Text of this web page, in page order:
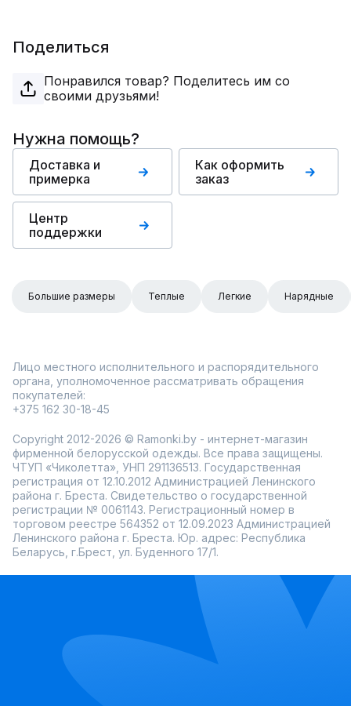
Поделиться
Понравился товар? Поделитесь им со
своими друзьями!
Нужна помощь?
Доставка и
примерка
Как оформить
заказ
Центр
поддержки
Большие размеры Теплые Легкие Нарядные
Лицо местного исполнительного и распорядительного
органа, уполномоченное рассматривать обращения
покупателей:
+375 162 30-18-45
Copyright 2012-2026 © Ramonki.by - интернет-магазин
фирменной белорусской одежды. Все права защищены.
ЧТУП «Чиколетта», УНП 291136513. Государственная
регистрация от 12.10.2012 Администрацией Ленинского
района г. Бреста. Свидетельство о государственной
регистрации № 0061143. Регистрационный номер в
торговом реестре 564352 от 12.09.2023 Администрацией
Ленинского района г. Бреста. Юр. адрес: Республика
Беларусь, г.Брест, ул. Буденного 17/1.